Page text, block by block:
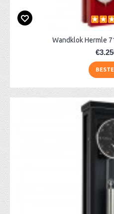
Wandklok Hermle